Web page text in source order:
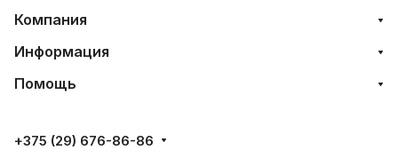
Компания
Информация
Помощь
+375 (29) 676-86-86